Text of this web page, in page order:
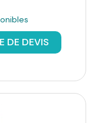
DE DEVIS